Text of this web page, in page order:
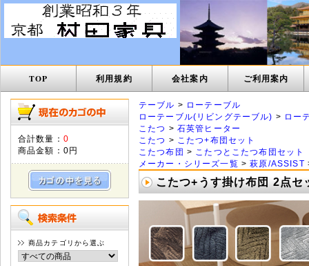
TOP 利用規約 会社案内 ご利用案内
合計数量： 0
商品金額： 0円
商品カテゴリから選ぶ
テーブル > ローテーブル
ローテーブル(リビングテーブル) > ロー
こたつ > 石英管ヒーター
こたつ >
こたつ+布団セット
こたつ布団 >
こたつとこたつ布団セット
メーカー・シリーズ一覧 >萩原/ASSIST
こたつ+うす掛け布団 2点